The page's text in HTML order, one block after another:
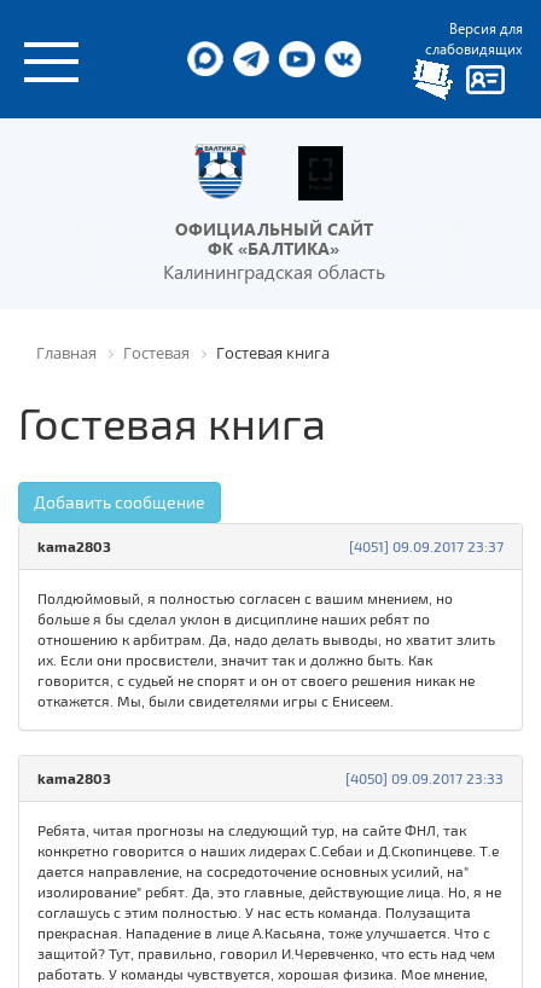
Версия для
слабовидящих
ОФИЦИАЛЬНЫЙ САЙТ
ФК «БАЛТИКА»
Калининградская область
Главная Гостевая Гостевая книга
Гостевая книга
Добавить сообщение
[4051] 09.09.2017 23:37
kama2803
Полдюймовый, я полностью согласен с вашим мнением, но
больше я бы сделал уклон в дисциплине наших ребят по
отношению к арбитрам. Да, надо делать выводы, но хватит злить
их. Если они просвистели, значит так и должно быть. Как
говорится, с судьей не спорят и он от своего решения никак не
откажется. Мы, были свидетелями игры с Енисеем.
[4050] 09.09.2017 23:33
kama2803
Ребята, читая прогнозы на следующий тур, на сайте ФНЛ, так
конкретно говорится о наших лидерах С.Себаи и Д.Скопинцеве. Т.е
дается направление, на сосредоточение основных усилий, на"
изолирование" ребят. Да, это главные, действующие лица. Но, я не
соглашусь с этим полностью. У нас есть команда. Полузащита
прекрасная. Нападение в лице А.Касьяна, тоже улучшается. Что с
защитой? Тут, правильно, говорил И.Черевченко, что есть над чем
работать. У команды чувствуется, хорошая физика. Мое мнение,